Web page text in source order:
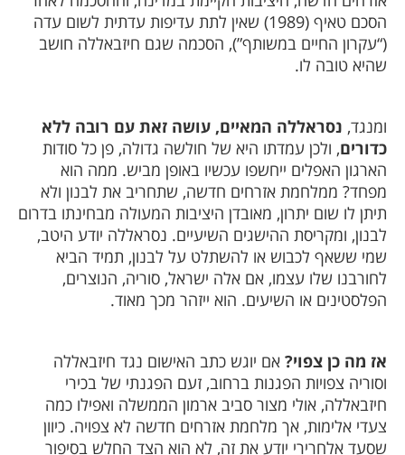
הסכם טאיף (1989) שאין לתת עדיפות עדתית לשום עדה
(“עקרון החיים במשותף”), הסכמה שגם חיזבאללה חושב
שהיא טובה לו.
ומנגד, נסראללה המאיים, עושה זאת עם רובה ללא
כדורים, ולכן עמדתו היא של חולשה גדולה, פן כל סודות
הארגון האפלים ייחשפו עכשיו באופן מביש. ממה הוא
מפחד? ממלחמת אזרחים חדשה, שתחריב את לבנון ולא
תיתן לו שום יתרון, מאובדן היציבות המעולה מבחינתו בדרום
לבנון, ומקריסת ההישגים השיעיים. נסראללה יודע היטב,
שמי ששאף לכבוש או להשתלט על לבנון, תמיד הביא
לחורבנו שלו עצמו, אם אלה ישראל, סוריה, הנוצרים,
הפלסטינים או השיעים. הוא ייזהר מכך מאוד.
אז מה כן צפוי? אם יוגש כתב האישום נגד חיזבאללה
וסוריה צפויות הפגנות ברחוב, זעם הפגנתי של בכירי
חיזבאללה, אולי מצור סביב ארמון הממשלה ואפילו כמה
צעדי אלימות, אך מלחמת אזרחים חדשה לא צפויה. כיוון
שסעד אלחרירי יודע את זה, לא הוא הצד החלש בסיפור